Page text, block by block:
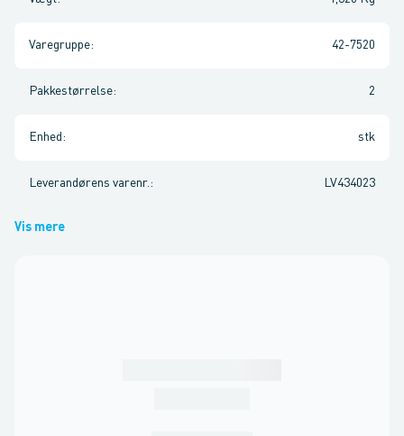
Varegruppe: 42-7520
Pakkestørrelse: 2
Enhed : stk
Leverandørens varenr. : LV434023
Vis mere